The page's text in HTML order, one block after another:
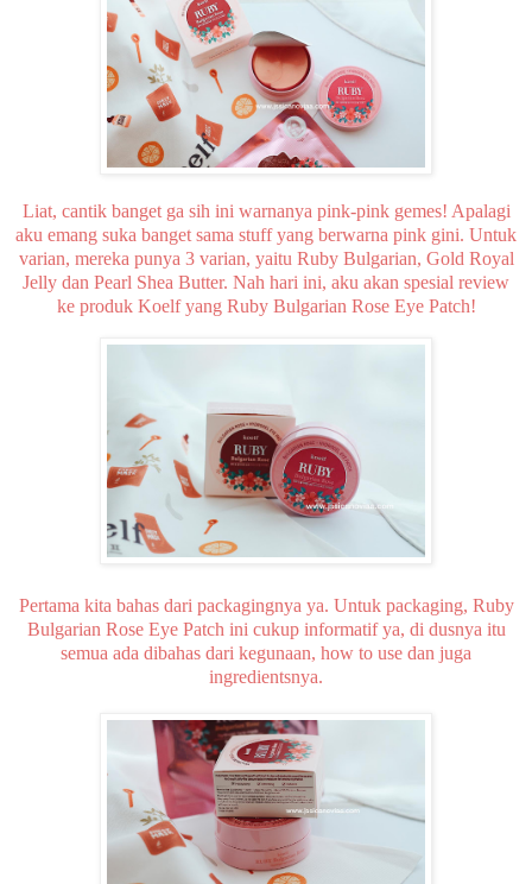
Liat, cantik banget ga sih ini warnanya pink-pink gemes! Apalagi
aku emang suka banget sama stuff yang berwarna pink gini. Untuk
varian, mereka punya 3 varian, yaitu Ruby Bulgarian, Gold Royal
Jelly dan Pearl Shea Butter. Nah hari ini, aku akan spesial review
ke produk Koelf yang Ruby Bulgarian Rose Eye Patch!
Pertama kita bahas dari packagingnya ya. Untuk packaging, Ruby
Bulgarian Rose Eye Patch ini cukup informatif ya, di dusnya itu
semua ada dibahas dari kegunaan, how to use dan juga
ingredientsnya.